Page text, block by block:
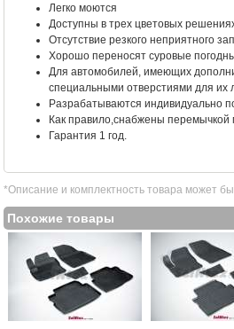
Легко моются
Доступны в трех цветовых
Отсутствие резкого неприятного
Хорошо переносят суровые
Для автомобилей, имеющих
специальными отверстиями для их
Разрабатываются индивидуально
Как правило,снабжены перемычкой
Гарантия 1 год.
*Описание и комплектность товара может
Похожие товары